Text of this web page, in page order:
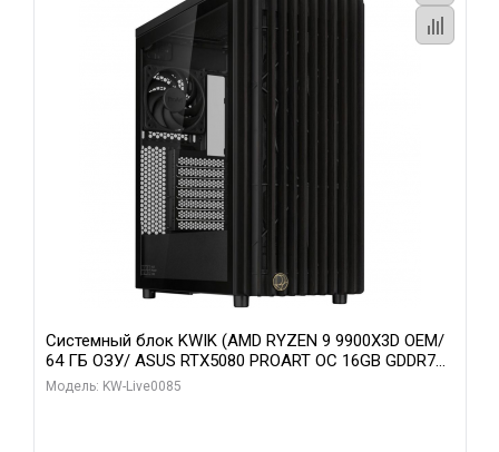
Системный блок KWIK (AMD RYZEN 9 9900X3D OEM/
64 ГБ ОЗУ/ ASUS RTX5080 PROART OC 16GB GDDR7
256bit Type-C DP 2/ 960 ГБ SSD)
Модель: KW-Live0085